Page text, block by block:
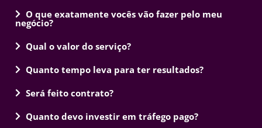
O que exatamente vocês vão fazer pelo meu
negócio?
Qual o valor do serviço?
Quanto tempo leva para ter resultados?
Será feito contrato?
Quanto devo investir em tráfego pago?